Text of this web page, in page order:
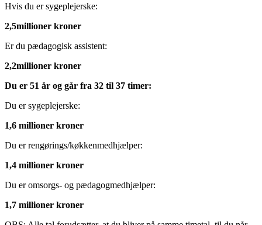
Hvis du er sygeplejerske:
2,5millioner kroner
Er du pædagogisk assistent:
2,2millioner kroner
Du er 51 år og går fra 32 til 37 timer:
Du er sygeplejerske:
1,6 millioner kroner
Du er rengørings/køkkenmedhjælper:
1,4 millioner kroner
Du er omsorgs- og pædagogmedhjælper:
1,7 millioner kroner